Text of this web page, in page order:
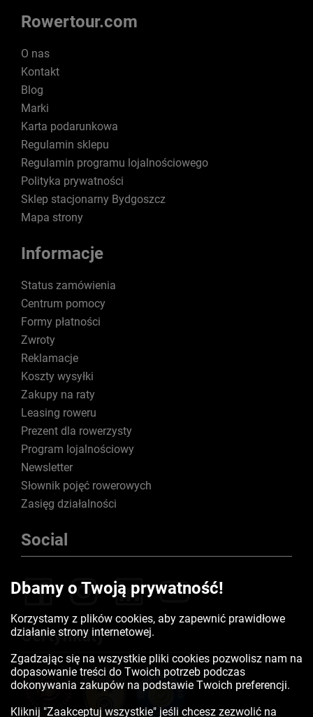
Rowertour.com
O nas
Kontakt
Blog
Marki
Karta podarunkowa
Regulamin sklepu
Regulamin programu lojalnościowego
Polityka prywatności
Sklep stacjonarny Bydgoszcz
Mapa strony
Informacje
Status zamówienia
Centrum pomocy
Formy płatności
Zwroty
Reklamacje
Koszty wysyłki
Zakupy na raty
Leasing roweru
Prezent dla rowerzysty
Program lojalnościowy
Newsletter
Słownik pojęć rowerowych
Zasięg działalności
Social
Certyfikaty
Dbamy o Twoją prywatność!
Korzystamy z plików cookies, aby zapewnić prawidłowe
działanie strony internetowej.
Zgadzając się na wszystkie pliki cookies pozwolisz nam na
dopasowanie treści do Twoich potrzeb podczas
dokonywania zakupów na podstawie Twoich preferencji.
Kliknij "Zaakceptuj wszystkie" jeśli chcesz zezwolić na